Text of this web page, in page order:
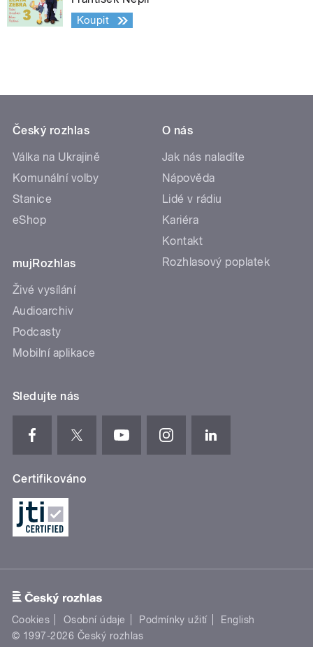
Koupit
Český rozhlas
Válka na Ukrajině
Komunální volby
Stanice
eShop
mujRozhlas
Živé vysílání
Audioarchiv
Podcasty
Mobilní aplikace
O nás
Jak nás naladíte
Nápověda
Lidé v rádiu
Kariéra
Kontakt
Rozhlasový poplatek
Sledujte nás
Certifikováno
Cookies Osobní údaje Podmínky užití
English
© 1997-2026 Český rozhlas